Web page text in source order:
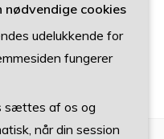
nødvendige cookies
udelukkende for
fungerer
sættes af os og
når din session